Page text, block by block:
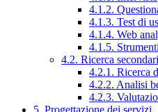
4.1.2.
4.1.3. Test di
4.1.4. Web
4.1.5.
4.2. Ricerca
4.2.1. Ricerca
4.2.2. Analisi
4.2.3.
5. Progettazione dei servizi